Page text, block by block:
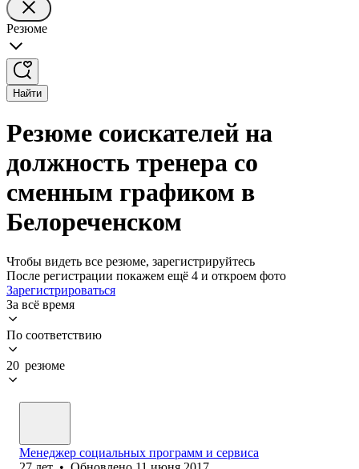
Резюме
Найти
Резюме соискателей на
должность тренера со
сменным графиком в
Белореченском
Чтобы видеть все резюме, зарегистрируйтесь
После регистрации покажем ещё 4 и откроем фото
Зарегистрироваться
За всё время
По соответствию
20 резюме
Менеджер социальных программ и сервиса